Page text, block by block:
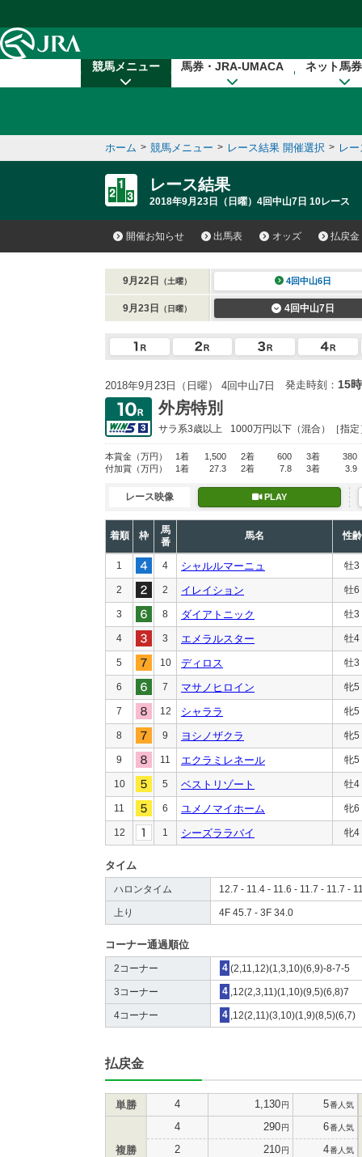
競馬メニュー 馬券・JRA-UMACA ネット馬
ホーム > 競馬メニュー > レース結果 開催選択 > レ
レース結果
2018年9月23日（日曜）4回中山7日 10レース
開催お知らせ 出馬表 オッズ 払戻金
9月22日 （土曜） 4回中山6日
9月23日 （日曜） 4回中山7日
2018年9月23日（日曜） 4回中山7日 発走時刻： 15
外房特別
サラ系3歳以上 1000万円以下 （混合）［指定
本賞金 （万円） 1着 1,500 2着 600 3着
380
付加賞 （万円） 1着 27.3 2着 7.8 3着 3.9
レース映像 PLAY
着順 枠
馬
番
馬名 性齢
1 4 シャルルマーニュ 牡3
2 2 イレイション 牡6
3 8 ダイアトニック 牡3
4 3 エメラルスター 牡4
5 10 ディロス 牡3
6 7 マサノヒロイン 牝5
7 12 シャララ 牝5
8 9 ヨシノザクラ 牝5
9 11 エクラミレネール 牝5
10 5 ベストリゾート 牡4
11 6 ユメノマイホーム 牝6
12 1 シーズララバイ 牝4
タイム
ハロンタイム 12.7 - 11.4 - 11.6 - 11.7 - 11.7 -
上り 4F 45.7 - 3F 34.0
コーナー通過順位
2コーナー 4 (2,11,12)(1,3,10)(6,9)-8-7-5
3コーナー 4 ,12(2,3,11)(1,10)(9,5)(6,8)7
4コーナー 4 ,12(2,11)(3,10)(1,9)(8,5)(6,7)
払戻金
単勝 4 1,130円 5番人気
複勝
4 290円 6番人気
2 210円 4番人気